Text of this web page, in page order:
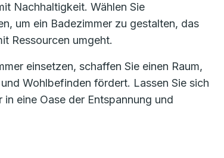
Nachhaltigkeit. Wählen Sie
um ein Badezimmer zu gestalten, das
Ressourcen umgeht.
einsetzen, schaffen Sie einen Raum,
Wohlbefinden fördert. Lassen Sie sich
eine Oase der Entspannung und